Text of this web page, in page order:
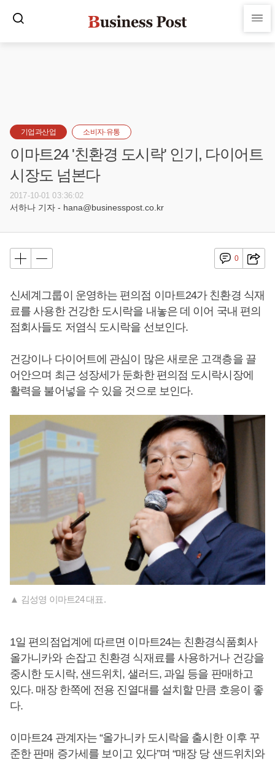
기업과산업 소비자·유통
이마트24 '친환경 도시락' 인기, 다이어트
시장도 넘본다
2017-10-01 03:36:02
서하나 기자 - hana@businesspost.co.kr
0
신세계그룹이 운영하는 편의점 이마트24가 친환경 식재
료를 사용한 건강한 도시락을 내놓은 데 이어 국내 편의
점회사들도 저염식 도시락을 선보인다.
건강이나 다이어트에 관심이 많은 새로운 고객층을 끌
어안으며 최근 성장세가 둔화한 편의점 도시락시장에
활력을 불어넣을 수 있을 것으로 보인다.
▲ 김성영 이마트24 대표.
1일 편의점업계에 따르면 이마트24는 친환경식품회사
올가니카와 손잡고 친환경 식재료를 사용하거나 건강을
중시한 도시락, 샌드위치, 샐러드, 과일 등을 판매하고
있다. 매장 한쪽에 전용 진열대를 설치할 만큼 호응이 좋
다.
이마트24 관계자는 “올가니카 도시락을 출시한 이후 꾸
준한 판매 증가세를 보이고 있다”며 “매장 당 샌드위치와